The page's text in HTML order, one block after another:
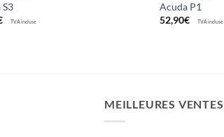
TVA incluse
Acuda P1
52,90€ TVA incluse
MEILLEURES VENTES